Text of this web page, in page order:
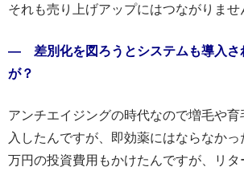
それも売り上げアップにはつながりませ
― 差別化を図ろうとシステムも導入さ
が？
アンチエイジングの時代なので増毛や
入したんですが、即効薬にはならなかっ
万円の投資費用もかけたんですが、リタ